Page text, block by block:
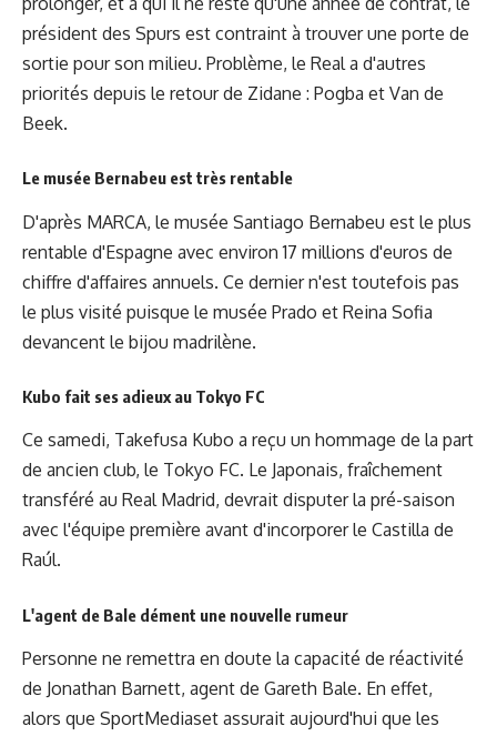
président des Spurs est contraint à trouver une porte de
sortie pour son milieu. Problème, le Real a d'autres
priorités depuis le retour de Zidane : Pogba et Van de
Beek.
Le musée Bernabeu est très rentable
D'après MARCA, le musée Santiago Bernabeu est le plus
rentable d'Espagne avec environ 17 millions d'euros de
chiffre d'affaires annuels. Ce dernier n'est toutefois pas
le plus visité puisque le musée Prado et Reina Sofia
devancent le bijou madrilène.
Kubo fait ses adieux au Tokyo FC
Ce samedi, Takefusa Kubo a reçu un hommage de la part
de ancien club, le Tokyo FC. Le Japonais, fraîchement
transféré au Real Madrid, devrait disputer la pré-saison
avec l'équipe première avant d'incorporer le Castilla de
Raúl.
L'agent de Bale dément une nouvelle rumeur
Personne ne remettra en doute la capacité de réactivité
de Jonathan Barnett, agent de Gareth Bale. En effet,
alors que SportMediaset assurait aujourd'hui que les